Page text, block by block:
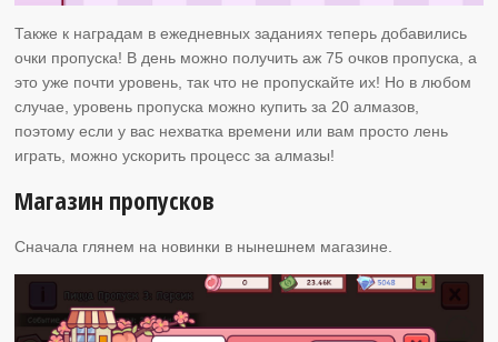
Также к наградам в ежедневных заданиях теперь добавились
очки пропуска! В день можно получить аж 75 очков пропуска, а
это уже почти уровень, так что не пропускайте их! Но в любом
случае, уровень пропуска можно купить за 20 алмазов,
поэтому если у вас нехватка времени или вам просто лень
играть, можно ускорить процесс за алмазы!
Магазин пропусков
Сначала глянем на новинки в нынешнем магазине.